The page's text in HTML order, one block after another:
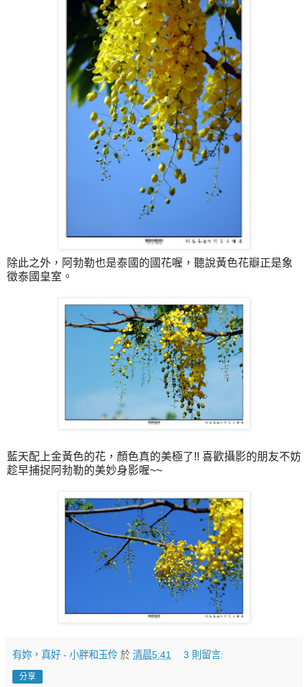
除此之外，阿勃勒也是泰國的國花喔，聽說黃色花瓣正是象
徵泰國皇室。
藍天配上金黃色的花，顏色真的美極了!! 喜歡攝影的朋友不妨
趁早捕捉阿勃勒的美妙身影喔~~
有妳，真好 - 小胖和玉伶 於 清晨5:41 3 則留言:
分享